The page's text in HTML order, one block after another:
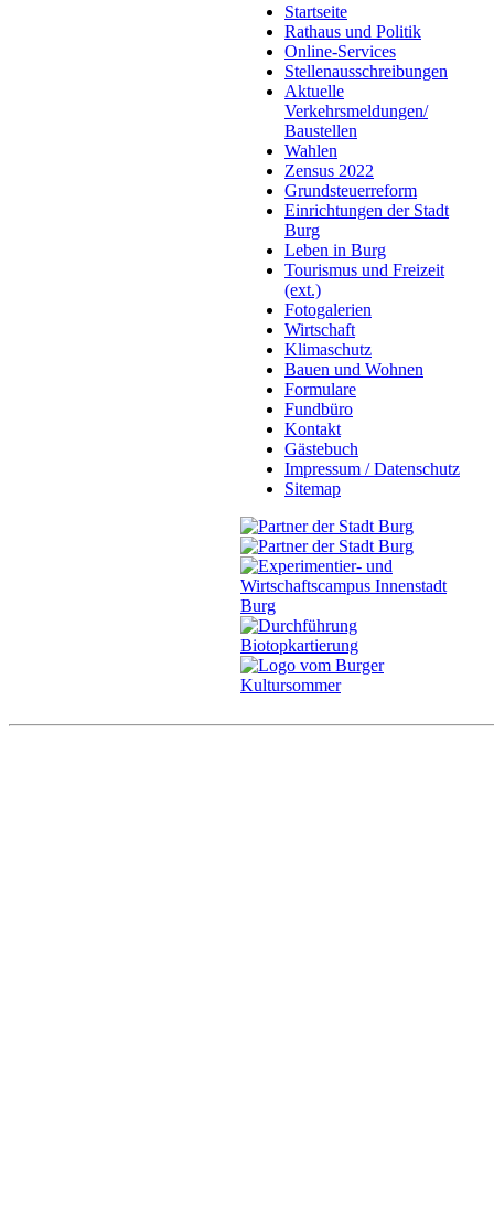
Startseite
Rathaus und Politik
Online-Services
Stellenausschreibungen
Aktuelle
Verkehrsmeldungen/
Baustellen
Wahlen
Zensus 2022
Grundsteuerreform
Einrichtungen der Stadt
Burg
Leben in Burg
Tourismus und Freizeit
(ext.)
Fotogalerien
Wirtschaft
Klimaschutz
Bauen und Wohnen
Formulare
Fundbüro
Kontakt
Gästebuch
Impressum / Datenschutz
Sitemap